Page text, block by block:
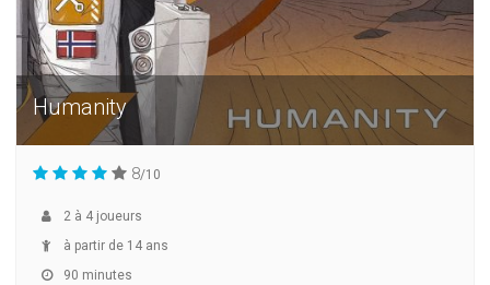
Humanity
8/10
2 à 4 joueurs
à partir de 14 ans
90 minutes